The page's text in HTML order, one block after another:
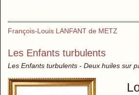
François-Louis LANFANT de METZ
Les Enfants turbulents
Les Enfants turbulents - Deux huiles sur